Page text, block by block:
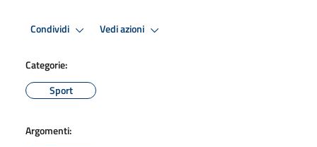
Condividi Vedi azioni
Categorie:
Sport
Argomenti: